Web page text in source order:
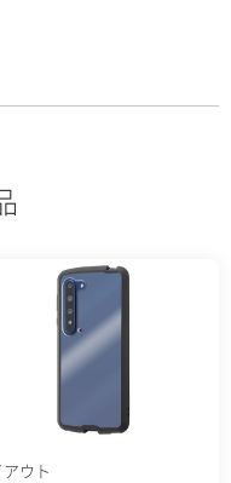
アウト